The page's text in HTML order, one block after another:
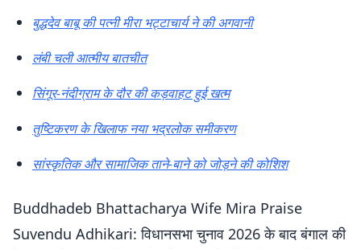
बुद्धदेव बाबू की पत्नी मीरा भट्टाचार्य ने की अगवानी
लंबी चली आत्मीय बातचीत
सिंगूर-नंदीग्राम के दौर की कड़वाहट हुई खत्म
तुष्टिकरण के खिलाफ नया भद्रलोक समीकरण
सांस्कृतिक और सामाजिक ताने-बाने को जोड़ने की कोशिश
Buddhadeb Bhattacharya Wife Mira Praise
Suvendu Adhikari: विधानसभा चुनाव 2026 के बाद बंगाल की